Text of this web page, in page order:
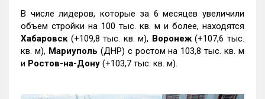
В числе лидеров, которые за 6 месяцев увеличили
объем стройки на 100 тыс. кв. м и более, находятся
Хабаровск (+109,8 тыс. кв. м), Воронеж(+107,6 тыс.
кв. м), Мариуполь (ДНР) с ростом на 103,8 тыс. кв. м
и Ростов-на-Дону (+103,7 тыс. кв. м).